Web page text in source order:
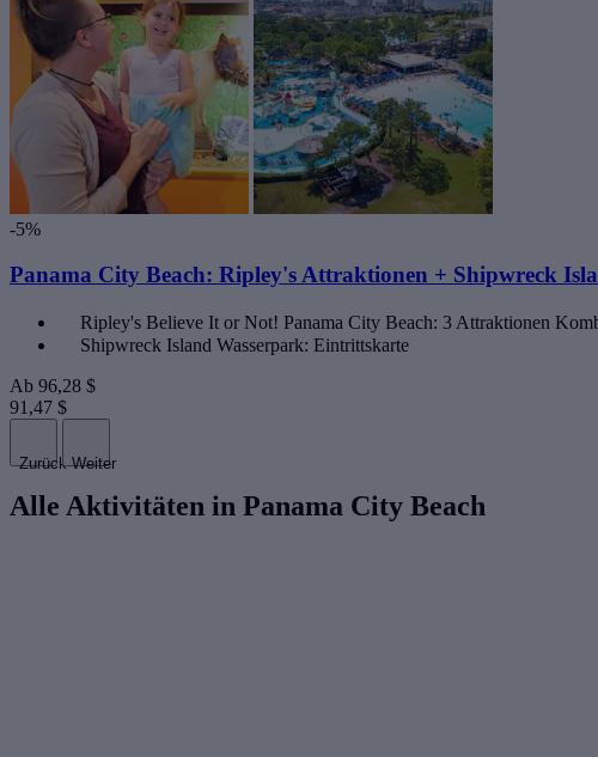
-5%
Panama City Beach: Ripley's Attraktionen + Shipwreck
Ripley's Believe It or Not! Panama City Beach: 3 Attraktionen
Shipwreck Island Wasserpark: Eintrittskarte
Ab 96,28 $
91,47 $
Zurück Weiter
Alle Aktivitäten in Panama City Beach